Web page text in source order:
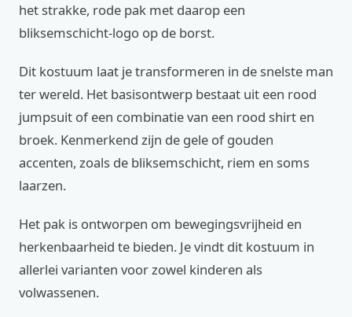
het strakke, rode pak met daarop een
bliksemschicht-logo op de borst.
Dit kostuum laat je transformeren in de snelste man
ter wereld. Het basisontwerp bestaat uit een rood
jumpsuit of een combinatie van een rood shirt en
broek. Kenmerkend zijn de gele of gouden
accenten, zoals de bliksemschicht, riem en soms
laarzen.
Het pak is ontworpen om bewegingsvrijheid en
herkenbaarheid te bieden. Je vindt dit kostuum in
allerlei varianten voor zowel kinderen als
volwassenen.